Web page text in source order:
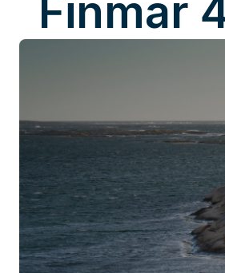
Finmar